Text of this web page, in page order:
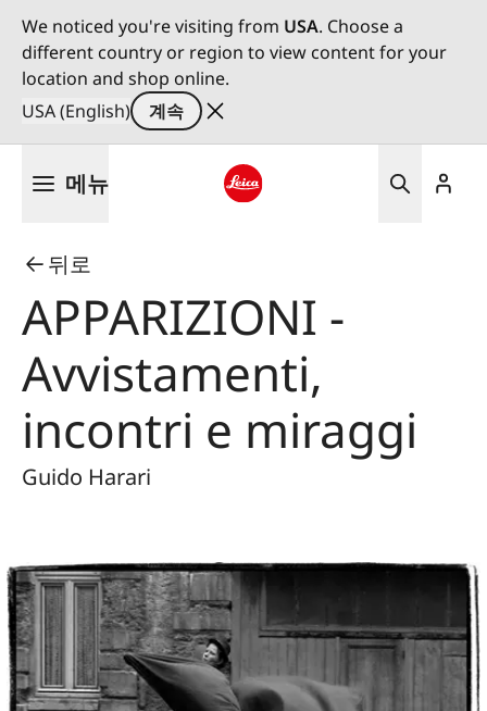
We noticed you're visiting from USA. Choose a
different country or region to view content for your
location and shop online.
USA (English)
계속
메뉴
뒤로
APPARIZIONI -
Avvistamenti,
incontri e miraggi
Guido Harari